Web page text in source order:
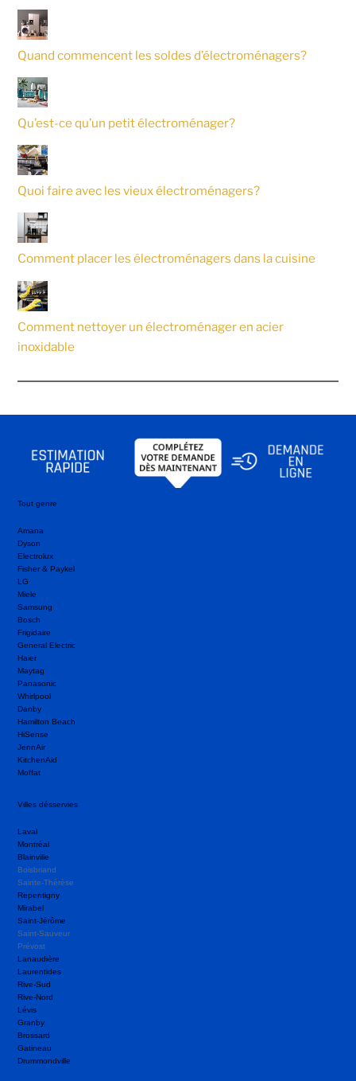
Quand commencent les soldes d’électroménagers?
Qu’est-ce qu’un petit électroménager?
Quoi faire avec les vieux électroménagers?
Comment placer les électroménagers dans la cuisine
Comment nettoyer un électroménager en acier
inoxidable
Tout genre
Amana
Dyson
Electrolux
Fisher & Paykel
LG
Miele
Samsung
Bosch
Frigidaire
General Electric
Haier
Maytag
Panasonic
Whirlpool
Danby
Hamilton Beach
HiSense
JennAir
KitchenAid
Moffat
Villes désservies
Laval
Montréal
Blainville
Boisbriand
Sainte-Thérèse
Repentigny
Mirabel
Saint-Jérôme
Saint-Sauveur
Prévost
Lanaudière
Laurentides
Rive-Sud
Rive-Nord
Lévis
Granby
Brossard
Gatineau
Drummondville